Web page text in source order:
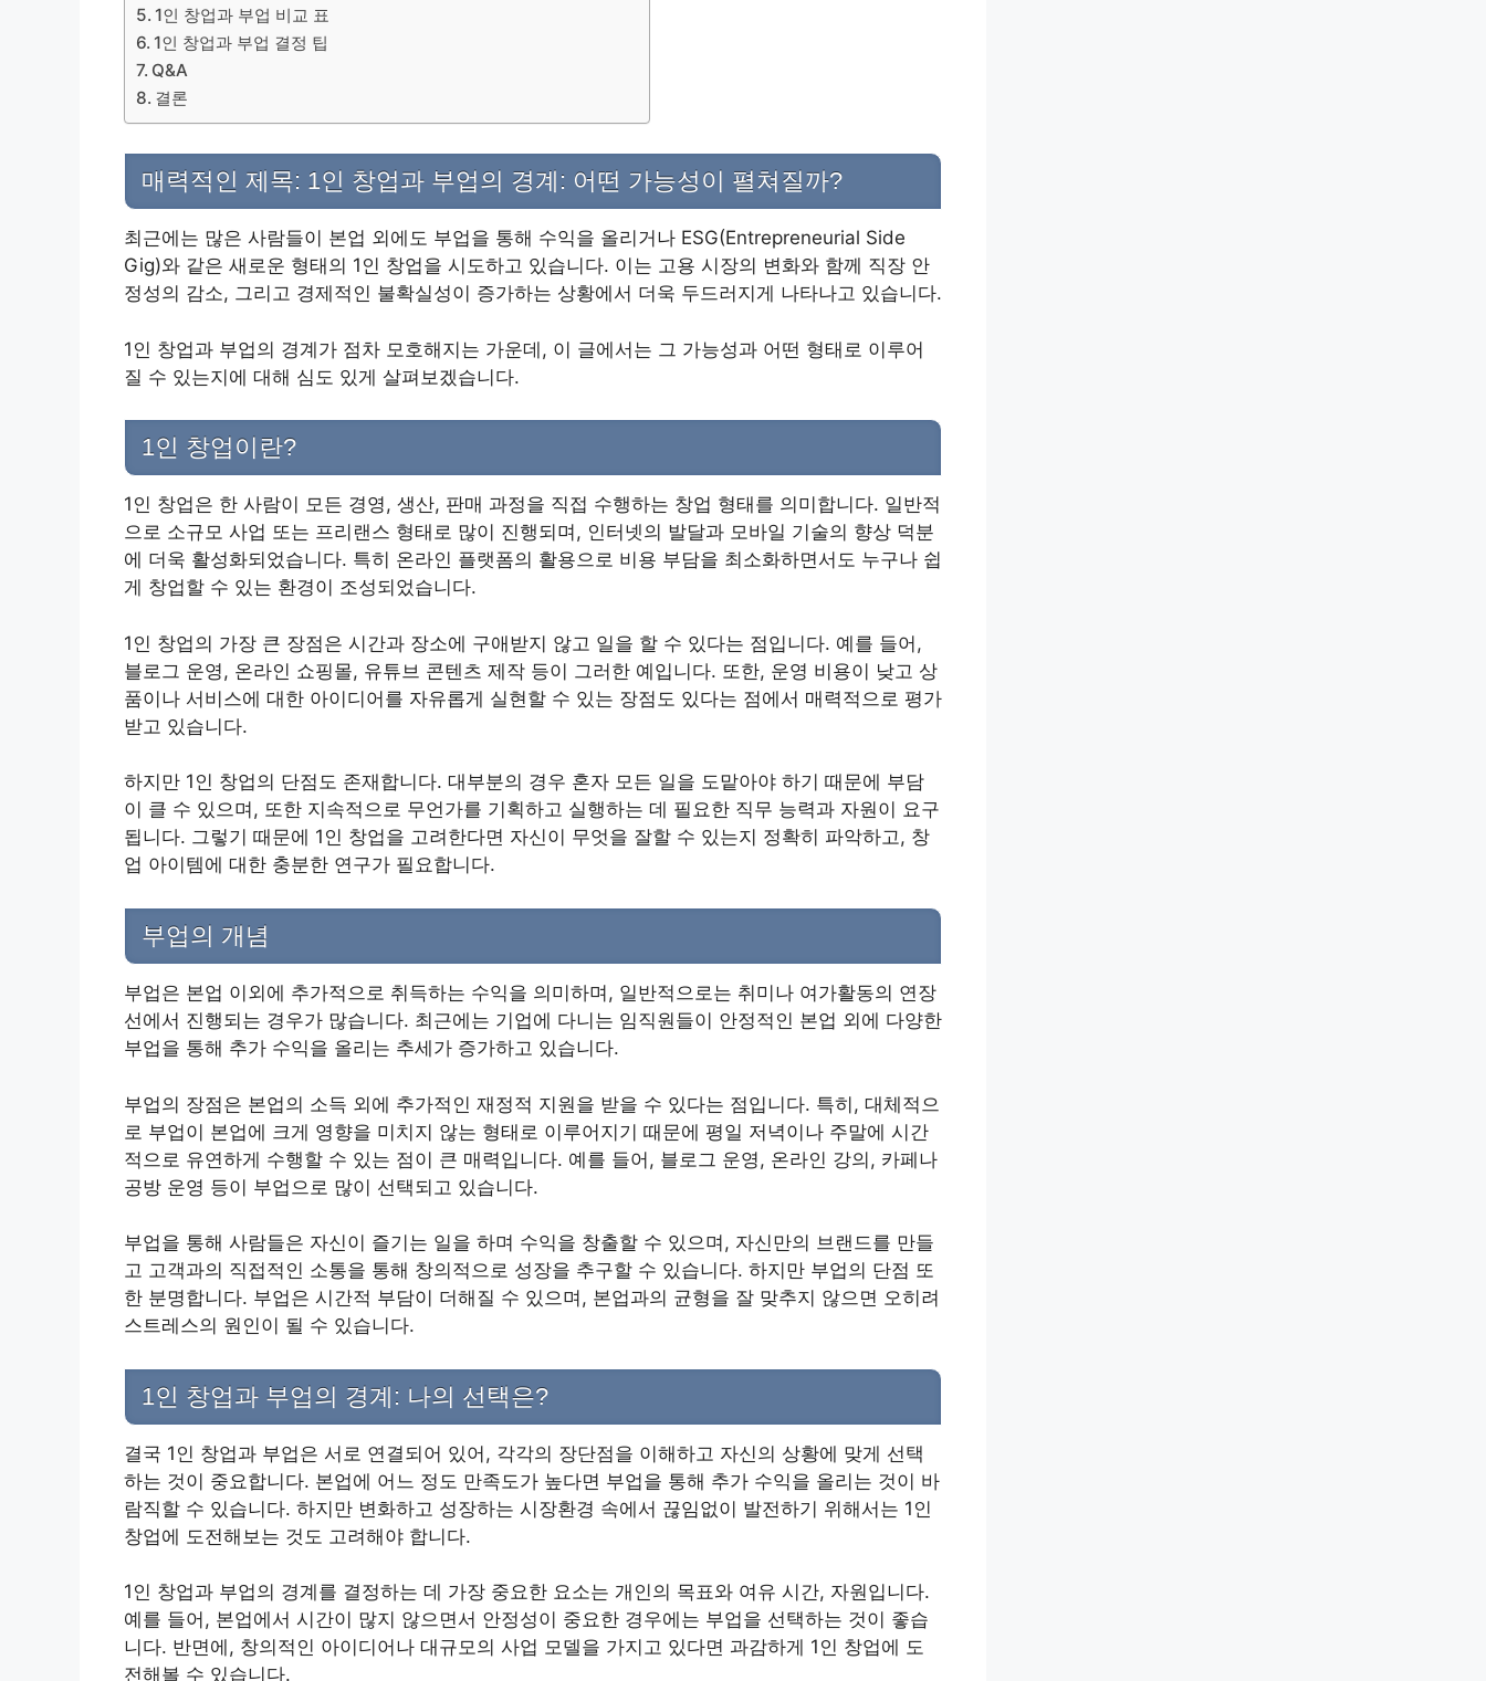
1인 창업과 부업 비교 표
1인 창업과 부업 결정 팁
Q&A
결론
매력적인 제목: 1인 창업과 부업의 경계: 어떤 가능성이 펼쳐질까?
최근에는 많은 사람들이 본업 외에도 부업을 통해 수익을 올리거나 ESG(Entrepreneurial Side
Gig)와 같은 새로운 형태의 1인 창업을 시도하고 있습니다. 이는 고용 시장의 변화와 함께 직장 안
정성의 감소, 그리고 경제적인 불확실성이 증가하는 상황에서 더욱 두드러지게 나타나고 있습니다.
1인 창업과 부업의 경계가 점차 모호해지는 가운데, 이 글에서는 그 가능성과 어떤 형태로 이루어
질 수 있는지에 대해 심도 있게 살펴보겠습니다.
1인 창업이란?
1인 창업은 한 사람이 모든 경영, 생산, 판매 과정을 직접 수행하는 창업 형태를 의미합니다. 일반적
으로 소규모 사업 또는 프리랜스 형태로 많이 진행되며, 인터넷의 발달과 모바일 기술의 향상 덕분
에 더욱 활성화되었습니다. 특히 온라인 플랫폼의 활용으로 비용 부담을 최소화하면서도 누구나 쉽
게 창업할 수 있는 환경이 조성되었습니다.
1인 창업의 가장 큰 장점은 시간과 장소에 구애받지 않고 일을 할 수 있다는 점입니다. 예를 들어,
블로그 운영, 온라인 쇼핑몰, 유튜브 콘텐츠 제작 등이 그러한 예입니다. 또한, 운영 비용이 낮고 상
품이나 서비스에 대한 아이디어를 자유롭게 실현할 수 있는 장점도 있다는 점에서 매력적으로 평가
받고 있습니다.
하지만 1인 창업의 단점도 존재합니다. 대부분의 경우 혼자 모든 일을 도맡아야 하기 때문에 부담
이 클 수 있으며, 또한 지속적으로 무언가를 기획하고 실행하는 데 필요한 직무 능력과 자원이 요구
됩니다. 그렇기 때문에 1인 창업을 고려한다면 자신이 무엇을 잘할 수 있는지 정확히 파악하고, 창
업 아이템에 대한 충분한 연구가 필요합니다.
부업의 개념
부업은 본업 이외에 추가적으로 취득하는 수익을 의미하며, 일반적으로는 취미나 여가활동의 연장
선에서 진행되는 경우가 많습니다. 최근에는 기업에 다니는 임직원들이 안정적인 본업 외에 다양한
부업을 통해 추가 수익을 올리는 추세가 증가하고 있습니다.
부업의 장점은 본업의 소득 외에 추가적인 재정적 지원을 받을 수 있다는 점입니다. 특히, 대체적으
로 부업이 본업에 크게 영향을 미치지 않는 형태로 이루어지기 때문에 평일 저녁이나 주말에 시간
적으로 유연하게 수행할 수 있는 점이 큰 매력입니다. 예를 들어, 블로그 운영, 온라인 강의, 카페나
공방 운영 등이 부업으로 많이 선택되고 있습니다.
부업을 통해 사람들은 자신이 즐기는 일을 하며 수익을 창출할 수 있으며, 자신만의 브랜드를 만들
고 고객과의 직접적인 소통을 통해 창의적으로 성장을 추구할 수 있습니다. 하지만 부업의 단점 또
한 분명합니다. 부업은 시간적 부담이 더해질 수 있으며, 본업과의 균형을 잘 맞추지 않으면 오히려
스트레스의 원인이 될 수 있습니다.
1인 창업과 부업의 경계: 나의 선택은?
결국 1인 창업과 부업은 서로 연결되어 있어, 각각의 장단점을 이해하고 자신의 상황에 맞게 선택
하는 것이 중요합니다. 본업에 어느 정도 만족도가 높다면 부업을 통해 추가 수익을 올리는 것이 바
람직할 수 있습니다. 하지만 변화하고 성장하는 시장환경 속에서 끊임없이 발전하기 위해서는 1인
창업에 도전해보는 것도 고려해야 합니다.
1인 창업과 부업의 경계를 결정하는 데 가장 중요한 요소는 개인의 목표와 여유 시간, 자원입니다.
예를 들어, 본업에서 시간이 많지 않으면서 안정성이 중요한 경우에는 부업을 선택하는 것이 좋습
니다. 반면에, 창의적인 아이디어나 대규모의 사업 모델을 가지고 있다면 과감하게 1인 창업에 도
전해볼 수 있습니다.